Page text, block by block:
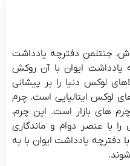
جنتلمن دفترچه یادداشت
ایوان با آن روکش
لوکس دنیا را بر پیشانی
لوکس ایتالیایی است. چرم
های بازار است. این چرم،
با عنصر دوام و ماندگاری
دفترچه یادداشت ایوان با به